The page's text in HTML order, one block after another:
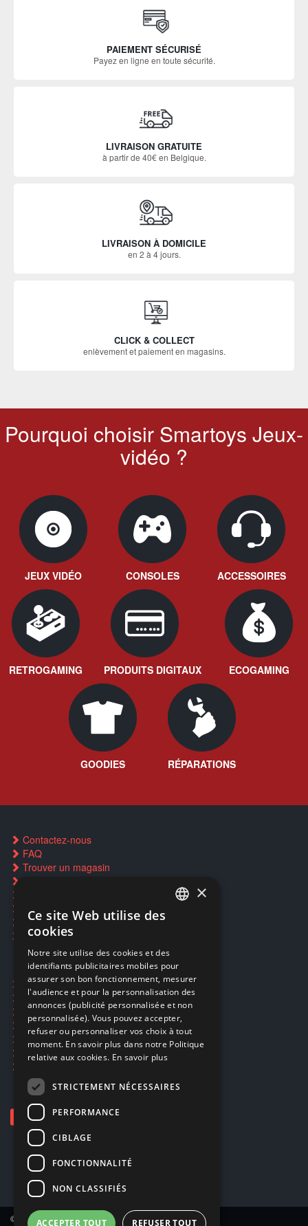
PAIEMENT SÉCURISÉ
Payez en ligne en toute sécurité.
LIVRAISON GRATUITE
à partir de 40€ en Belgique.
LIVRAISON À DOMICILE
en 2 à 4 jours.
CLICK & COLLECT
enlèvement et paiement en magasins.
Pourquoi choisir Smartoys Jeux-
vidéo ?
JEUX VIDÉO CONSOLES ACCESSOIRES
RETROGAMING PRODUITS DIGITAUX ECOGAMING
GOODIES RÉPARATIONS
Contactez-nous
FAQ
Trouver un magasin
Restauration CD griffés
Réparations & SAV
Smartpoints
Ecogaming
Expédition & retours
Confidentialité
Conditions générales
EA Sport UFC 6
Call of Duty: Modern Warfare 4
Rachat et revente de jeux en cash
© Copyright 2026 Smartoys SA – Tous droits réservés.
ENGLISH
×
Ce site Web utilise des
cookies
Notre site utilise des cookies et des
identifiants publicitaires mobiles pour
assurer son bon fonctionnement, mesurer
l'audience et pour la personnalisation des
annonces (publicité personnalisée et non
personnalisée). Vous pouvez accepter,
refuser ou personnaliser vos choix à tout
moment. En savoir plus dans notre Politique
relative aux cookies. En savoir plus
STRICTEMENT NÉCESSAIRES
PERFORMANCE
CIBLAGE
FONCTIONNALITÉ
NON CLASSIFIÉS
ACCEPTER TOUT REFUSER TOUT